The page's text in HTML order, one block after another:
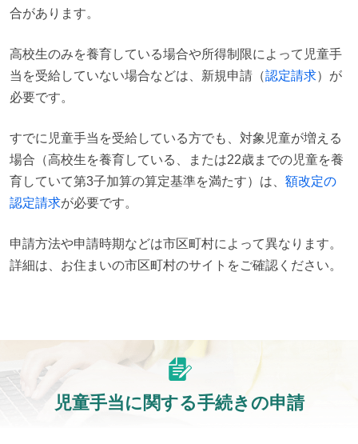
合があります。
高校生のみを養育している場合や所得制限によって児童手
当を受給していない場合などは、新規申請（認定請求）が
必要です。
すでに児童手当を受給している方でも、対象児童が増える
場合（高校生を養育している、または22歳までの児童を養
育していて第3子加算の算定基準を満たす）は、 額改定の
認定請求が必要です。
申請方法や申請時期などは市区町村によって異なります。
詳細は、お住まいの市区町村のサイトをご確認ください。
児童手当に関する手続きの申請